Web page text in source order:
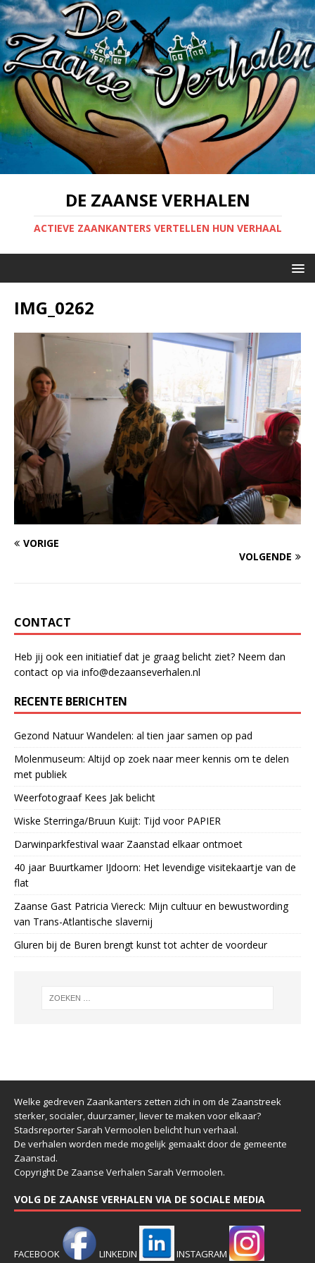
DE ZAANSE VERHALEN
ACTIEVE ZAANKANTERS VERTELLEN HUN VERHAAL
IMG_0262
VORIGE
VOLGENDE
CONTACT
Heb jij ook een initiatief dat je graag belicht ziet? Neem dan
contact op via info@dezaanseverhalen.nl
RECENTE BERICHTEN
Gezond Natuur Wandelen: al tien jaar samen op pad
Molenmuseum: Altijd op zoek naar meer kennis om te delen
met publiek
Weerfotograaf Kees Jak belicht
Wiske Sterringa/Bruun Kuijt: Tijd voor PAPIER
Darwinparkfestival waar Zaanstad elkaar ontmoet
40 jaar Buurtkamer IJdoorn: Het levendige visitekaartje van de
flat
Zaanse Gast Patricia Viereck: Mijn cultuur en bewustwording
van Trans-Atlantische slavernij
Gluren bij de Buren brengt kunst tot achter de voordeur
Welke gedreven Zaankanters zetten zich in om de Zaanstreek
sterker, socialer, duurzamer, liever te maken voor elkaar?
Stadsreporter Sarah Vermoolen belicht hun verhaal.
De verhalen worden mede mogelijk gemaakt door de gemeente
Zaanstad.
Copyright De Zaanse Verhalen Sarah Vermoolen.
VOLG DE ZAANSE VERHALEN VIA DE SOCIALE MEDIA
FACEBOOK LINKEDIN INSTAGRAM